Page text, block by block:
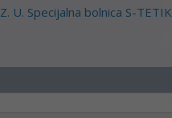
Z. U. Specijalna bolnica S-TETIK